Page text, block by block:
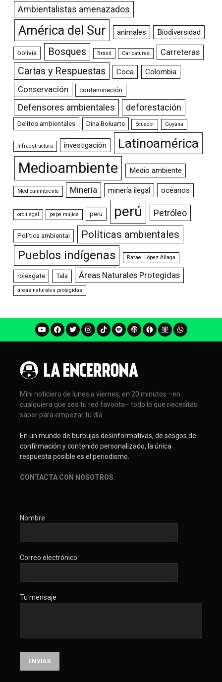
Ambientalistas amenazados
América del Sur animales Biodiversidad
bolivia Bosques Brasil Caricaturas Carreteras
Cartas y Respuestas Coca Colombia
Conservación contaminación
Defensores ambientales deforestación
Delitos ambientales Dina Boluarte Ecuador Guyana
Infraestructura investigación Latinoamérica
Medioambiente Medio ambiente
Medioammbiente Minería minería ilegal océanos
oro ilegal pepe mujica peru perú Petróleo
Política ambiental Políticas ambientales
Pueblos indígenas Rafael López Aliaga
rolexgate Tala Áreas Naturales Protegidas
áreas naturales protegidas
Mini noticiero de lunes a viernes, en 20 minutos –en
cualquiera que sea tu red favorita– todo lo que necesitas
saber para empezar tu día.
En un mundo de burbujas desinformativas, de sesgos de
confirmación y contenido personalizado, la única
respuesta posible es el periodismo.
CONTACTA CON NOSOTROS.
Nombre
Correo electrónico
Tu mensaje